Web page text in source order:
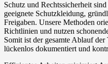
Schutz und Rechtssicherheit
geeignete Schutzkleidung,
Freigaben. Unsere Methoden
Richtlinien und nutzen
Somit ist der gesamte Ablauf
lückenlos dokumentiert und